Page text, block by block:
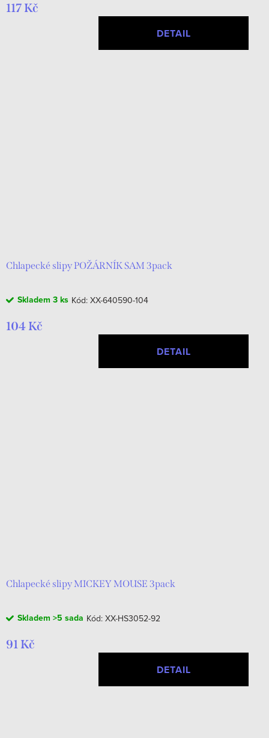
117 Kč
DETAIL
Chlapecké slipy POŽÁRNÍK SAM 3pack
Skladem 3 ks Kód: XX-640590-104
104 Kč
DETAIL
Chlapecké slipy MICKEY MOUSE 3pack
Skladem >5 sada Kód: XX-HS3052-92
91 Kč
DETAIL